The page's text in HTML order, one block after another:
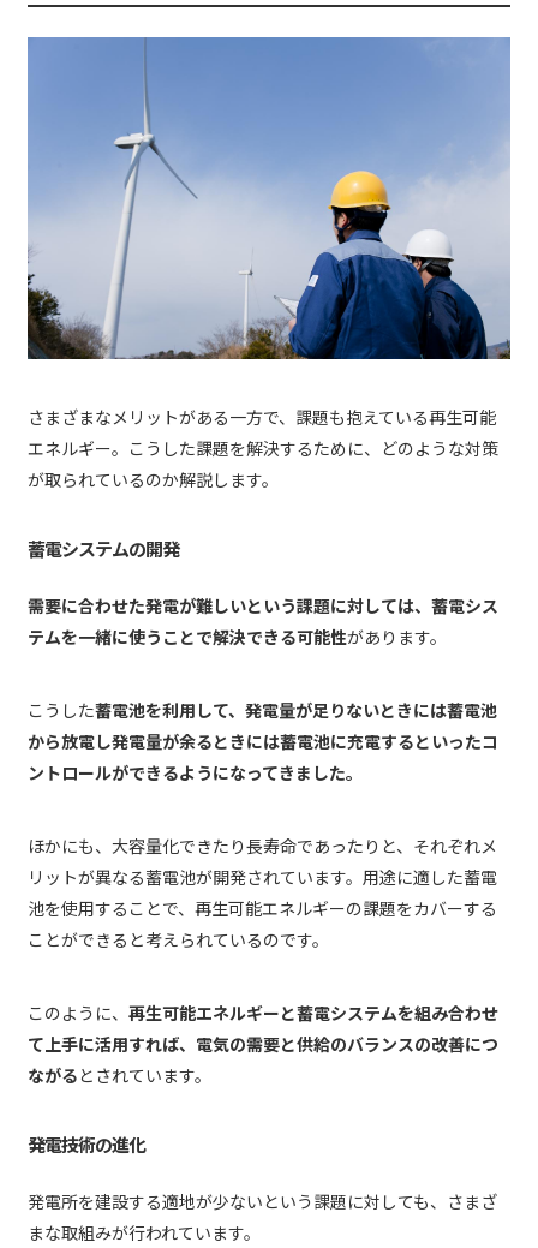
さまざまなメリットがある一方で、課題も抱えている再生可能
エネルギー。こうした課題を解決するために、どのような対策
が取られているのか解説します。
蓄電システムの開発
需要に合わせた発電が難しいという課題に対しては、蓄電シス
テムを一緒に使うことで解決できる可能性があります。
こうした蓄電池を利用して、発電量が足りないときには蓄電池
から放電し発電量が余るときには蓄電池に充電するといったコ
ントロールができるようになってきました。
ほかにも、大容量化できたり長寿命であったりと、それぞれメ
リットが異なる蓄電池が開発されています。用途に適した蓄電
池を使用することで、再生可能エネルギーの課題をカバーする
ことができると考えられているのです。
このように、 再生可能エネルギーと蓄電システムを組み合わせ
て上手に活用すれば、電気の需要と供給のバランスの改善につ
ながるとされています。
発電技術の進化
発電所を建設する適地が少ないという課題に対しても、さまざ
まな取組みが行われています。